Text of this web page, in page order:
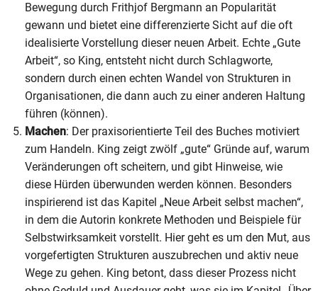
Bewegung durch Frithjof Bergmann an Popularität
gewann und bietet eine differenzierte Sicht auf die oft
idealisierte Vorstellung dieser neuen Arbeit. Echte „Gute
Arbeit“, so King, entsteht nicht durch Schlagworte,
sondern durch einen echten Wandel von Strukturen in
Organisationen, die dann auch zu einer anderen Haltung
führen (können).
Machen: Der praxisorientierte Teil des Buches motiviert
zum Handeln. King zeigt zwölf „gute“ Gründe auf, warum
Veränderungen oft scheitern, und gibt Hinweise, wie
diese Hürden überwunden werden können. Besonders
inspirierend ist das Kapitel „Neue Arbeit selbst machen“,
in dem die Autorin konkrete Methoden und Beispiele für
Selbstwirksamkeit vorstellt. Hier geht es um den Mut, aus
vorgefertigten Strukturen auszubrechen und aktiv neue
Wege zu gehen. King betont, dass dieser Prozess nicht